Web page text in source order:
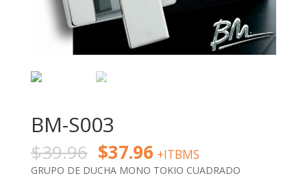
BM-S003
$39.96 $37.96 +ITBMS
GRUPO DE DUCHA MONO TOKIO CUADRADO